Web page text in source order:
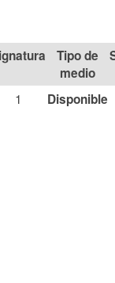
Tipo de
medio
1 Disponible